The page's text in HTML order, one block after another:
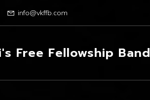
info@vkffb.com
Free Fellowship Band